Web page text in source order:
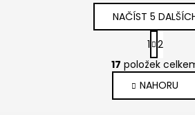
O
v
l
á
NAČÍST 5
S
t
r
á
n
k
1 2
17 položek
NAHORU